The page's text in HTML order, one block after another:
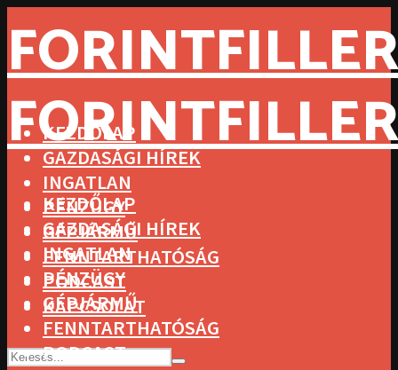
KEZDŐLAP
GAZDASÁGI HÍREK
INGATLAN
PÉNZÜGY
GÉPJÁRMŰ
FENNTARTHATÓSÁG
PODCAST
KAPCSOLAT
KEZDŐLAP
GAZDASÁGI HÍREK
INGATLAN
PÉNZÜGY
GÉPJÁRMŰ
FENNTARTHATÓSÁG
PODCAST